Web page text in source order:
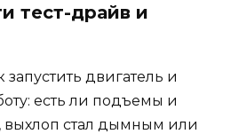
тест-драйв и
запустить двигатель и
есть ли подъемы и
стал дымным или